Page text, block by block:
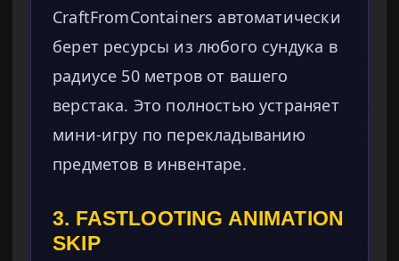
CraftFromContainers автоматически
берет ресурсы из любого сундука в
радиусе 50 метров от вашего
верстака. Это полностью устраняет
мини-игру по перекладыванию
предметов в инвентаре.
3. FASTLOOTING ANIMATION
SKIP